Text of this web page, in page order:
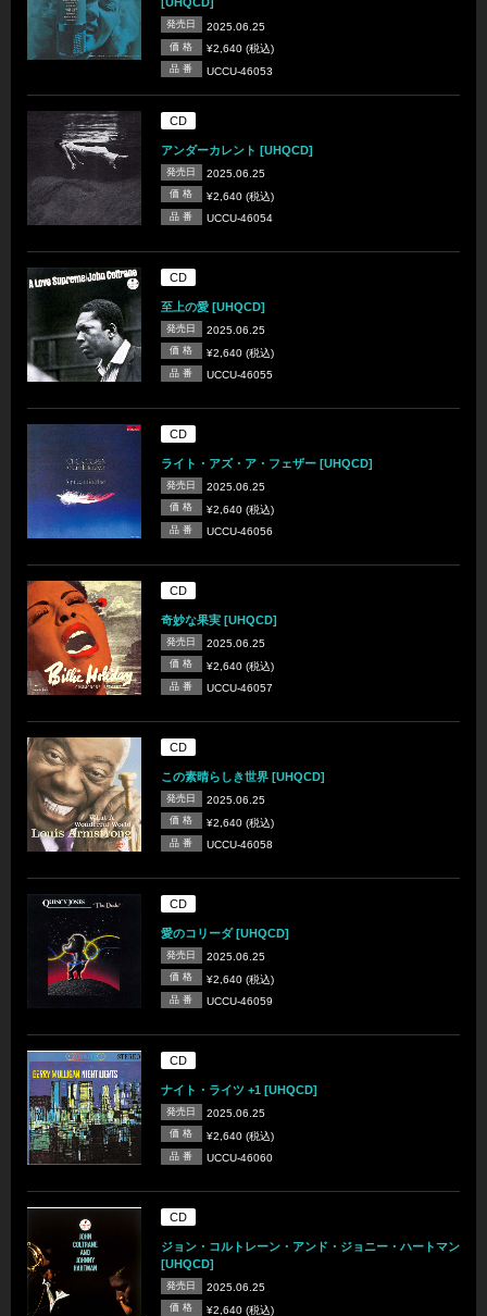
発売日 2025.06.25
価 格 ¥2,640 (税込)
品 番 UCCU-46053
CD
アンダーカレント [UHQCD]
発売日 2025.06.25
価 格 ¥2,640 (税込)
品 番 UCCU-46054
CD
至上の愛 [UHQCD]
発売日 2025.06.25
価 格 ¥2,640 (税込)
品 番 UCCU-46055
CD
ライト・アズ・ア・フェザー [UHQCD]
発売日 2025.06.25
価 格 ¥2,640 (税込)
品 番 UCCU-46056
CD
奇妙な果実 [UHQCD]
発売日 2025.06.25
価 格 ¥2,640 (税込)
品 番 UCCU-46057
CD
この素晴らしき世界 [UHQCD]
発売日 2025.06.25
価 格 ¥2,640 (税込)
品 番 UCCU-46058
CD
愛のコリーダ [UHQCD]
発売日 2025.06.25
価 格 ¥2,640 (税込)
品 番 UCCU-46059
CD
ナイト・ライツ +1 [UHQCD]
発売日 2025.06.25
価 格 ¥2,640 (税込)
品 番 UCCU-46060
CD
ジョン・コルトレーン・アンド・ジョニー・ハートマン
[UHQCD]
発売日 2025.06.25
価 格 ¥2,640 (税込)